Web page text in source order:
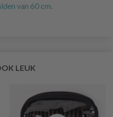
van 60 cm.
LEUK